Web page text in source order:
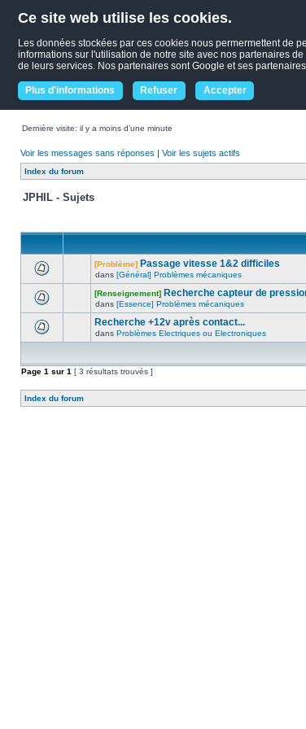
Ce site web utilise les cookies.
Les données stockées par ces cookies nous permermettent de
informations sur l'utilisation de notre site avec nos partenaires
de leurs services. Nos partenaires sont Google et ses partenaires
Plus d'informations Refuser Accepter
Dernière visite: il y a moins d’une minute
Voir les messages sans réponses | Voir les sujets actifs
Index du forum
JPHIL - Sujets
[Problème] Passage vitesse 1&2 difficiles
dans [Général] Problèmes mécaniques
[Renseignement] Recherche capteur de
dans [Essence] Problèmes mécaniques
Recherche +12v après contact...
dans Problèmes Electriques ou Electroniques
Page 1 sur 1 [ 3 résultats trouvés ]
Index du forum